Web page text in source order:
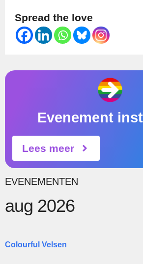
Spread the love
Evenement
Lees meer
EVENEMENTEN
aug 2026
Colourful Velsen